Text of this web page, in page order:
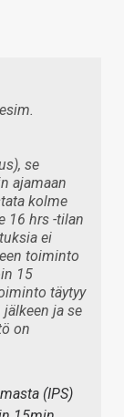
se
ajamaan
kolme
16 hrs -tilan
ei
toiminto
15
täytyy
ja se
on
(IPS)